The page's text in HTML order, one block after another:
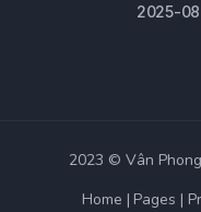
2025-
2023 © Vân
Home
Pages